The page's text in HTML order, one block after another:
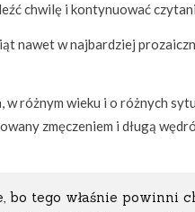
chwilę i kontynuować
nawet w najbardziej
różnym wieku i o różnych
zmęczeniem i długą
tego właśnie powinni